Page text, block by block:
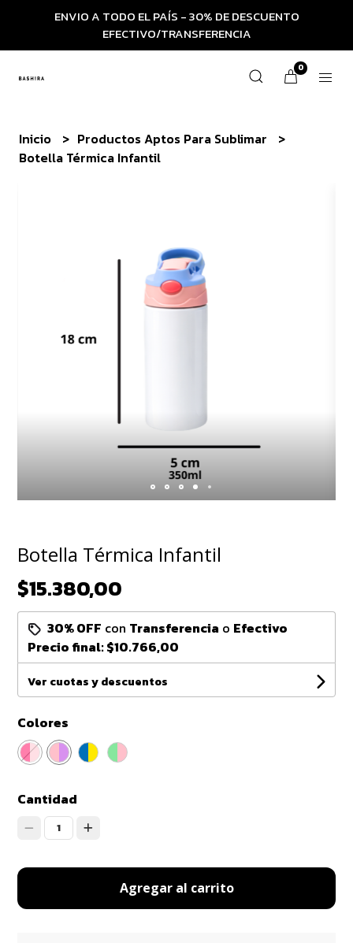
ENVIO A TODO EL PAÍS - 30% DE DESCUENTO
EFECTIVO/TRANSFERENCIA
0
Inicio
Productos Aptos Para Sublimar
Botella Térmica Infantil
Botella Térmica Infantil
$15.380,00
30% OFF con Transferencia o Efectivo
Precio final:$10.766,00
Ver cuotas y descuentos
Colores
Cantidad
1
Agregar al carrito